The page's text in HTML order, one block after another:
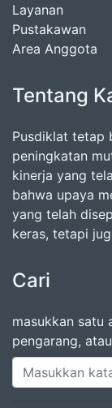
Layanan
Pustakawan
Area Anggota
Tentang
Pusdiklat tetap
peningkatan
kinerja yang
bahwa upaya
yang telah
keras, tetapi
Cari
masukkan satu
pengarang,